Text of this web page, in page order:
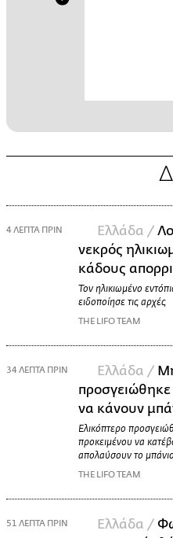
Ελλάδα /
νεκρός
κάδους
Τον ηλικιωμένο
ειδοποίησε τις αρχές
THE LIFO TEAM
4 ΛΕΠΤΑ ΠΡΙΝ
Ελλάδα /
προσγειώθηκε
να κάνουν
Ελικόπτερο
προκειμένου να
απολαύσουν το
THE LIFO TEAM
34 ΛΕΠΤΑ ΠΡΙΝ
Ελλάδα /
51 ΛΕΠΤΑ ΠΡΙΝ